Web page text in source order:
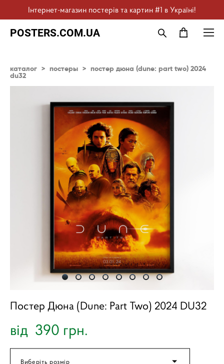
Інтернет-магазин постерів та картин #1 в Україні!
POSTERS.COM.UA
каталог > постеры > постер дюна (dune: part two) 2024
du32
Постер Дюна (Dune: Part Two) 2024 DU32
від 390 грн.
Виберіть розмір